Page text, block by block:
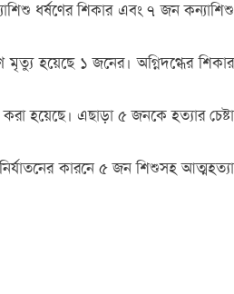
ধর্ষণের শিকার এবং ৭ জন কন্যাশিশু
হয়েছে ১ জনের। অগ্নিদগ্ধের শিকার
হয়েছে। এছাড়া ৫ জনকে হত্যার চেষ্টা
কারনে ৫ জন শিশুসহ আত্মহত্যা